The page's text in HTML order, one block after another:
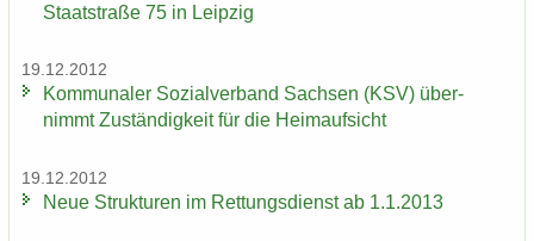
Staat­stra­ße 75 in Leip­zig
19.12.2012
Kom­mu­na­ler So­zi­al­ver­band Sach­sen (KSV) über­
nimmt Zu­stän­dig­keit für die Heim­auf­sicht
19.12.2012
Neue Struk­tu­ren im Ret­tungs­dienst ab 1.1.2013